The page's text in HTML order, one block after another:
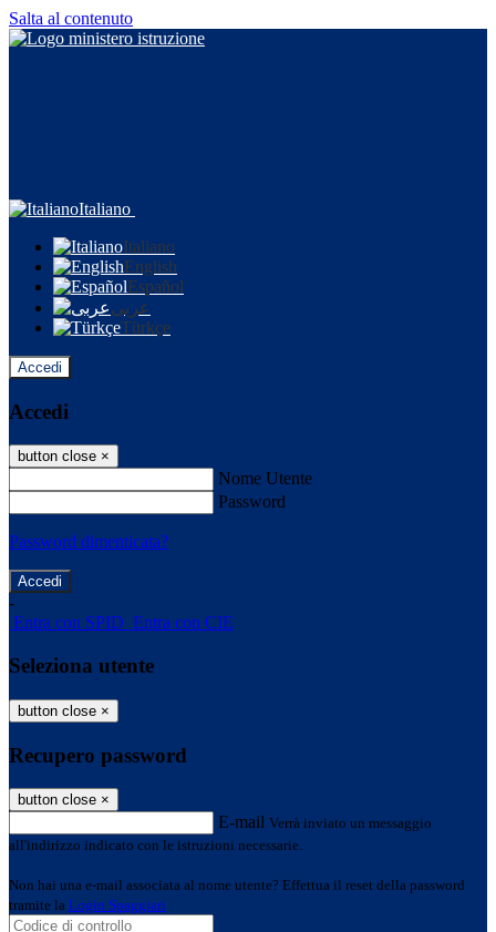
Salta al contenuto
Italiano
Italiano
English
Español
عربى
Türkçe
Accedi
Accedi
button close ×
Nome Utente
Password
Password dimenticata?
-
Entra con SPID Entra con CIE
Seleziona utente
button close ×
Recupero password
button close ×
E-mail Verrà inviato un messaggio
all'indirizzo indicato con le istruzioni necessarie.
Non hai una e-mail associata al nome utente? Effettua il reset della password
tramite la Login Spaggiari